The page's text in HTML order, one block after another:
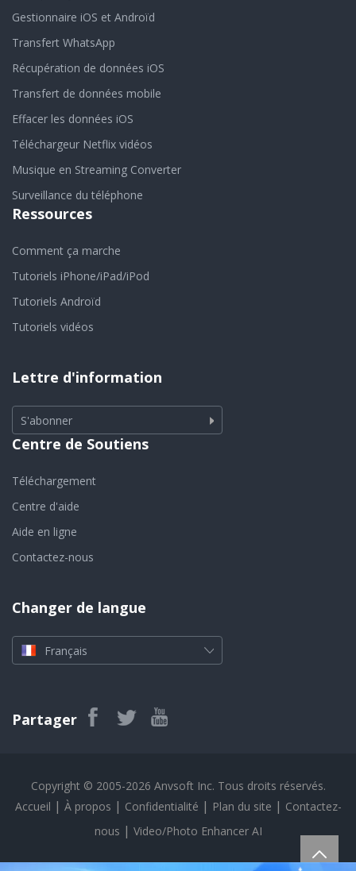
Gestionnaire iOS et Androïd
Transfert WhatsApp
Récupération de données iOS
Transfert de données mobile
Effacer les données iOS
Téléchargeur Netflix vidéos
Musique en Streaming Converter
Surveillance du téléphone
Ressources
Comment ça marche
Tutoriels iPhone/iPad/iPod
Tutoriels Androïd
Tutoriels vidéos
Lettre d'information
S'abonner
Centre de Soutiens
Téléchargement
Centre d'aide
Aide en ligne
Contactez-nous
Changer de langue
Français
Partager
Copyright © 2005-2026 Anvsoft Inc. Tous droits réservés.
Accueil | À propos | Confidentialité | Plan du site | Contactez-
nous | Video/Photo Enhancer AI